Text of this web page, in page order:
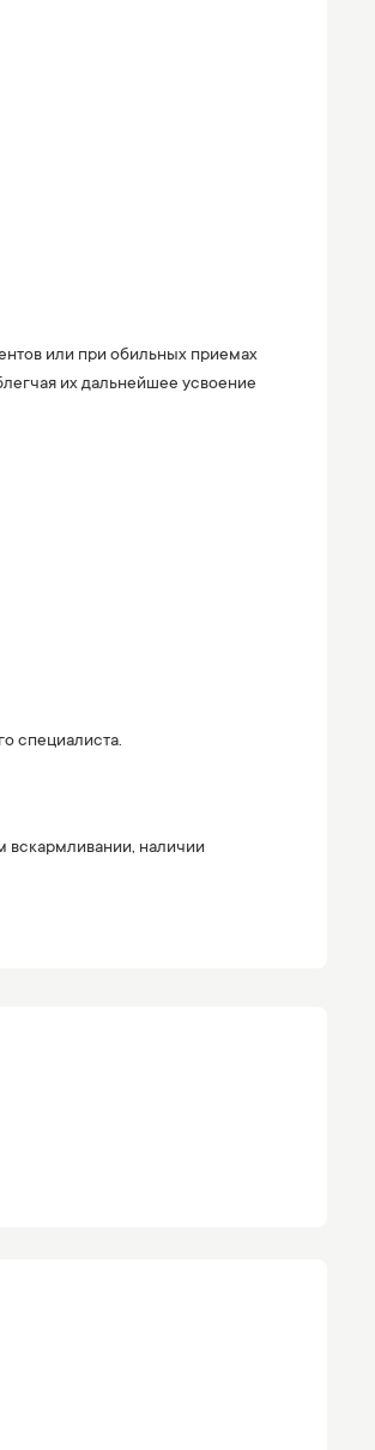
или при обильных приемах
их дальнейшее усвоение
специалиста.
вскармливании, наличии